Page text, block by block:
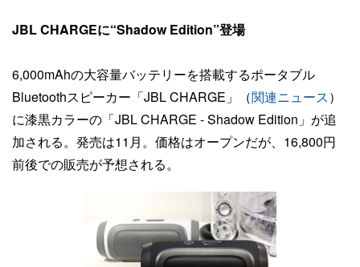
JBL CHARGEに“Shadow Edition”登場
6,000mAhの大容量バッテリーを搭載するポータブル
Bluetoothスピーカー「JBL CHARGE」（関連ニュース）
に漆黒カラーの「JBL CHARGE - Shadow Edition」が追
加される。発売は11月。価格はオープンだが、16,800円
前後での販売が予想される。